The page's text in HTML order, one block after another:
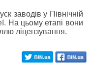
заводів у Північній
На цьому етапі вони
ліцензування.